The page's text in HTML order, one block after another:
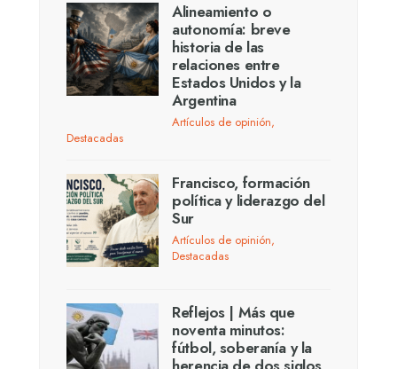
Alineamiento o
autonomía: breve
historia de las
relaciones entre
Estados Unidos y la
Argentina
Artículos de opinión,
Destacadas
Francisco, formación
política y liderazgo del
Sur
Artículos de opinión,
Destacadas
Reflejos | Más que
noventa minutos:
fútbol, soberanía y la